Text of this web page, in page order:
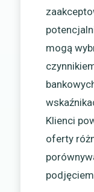
mogą
Klienci
oferty